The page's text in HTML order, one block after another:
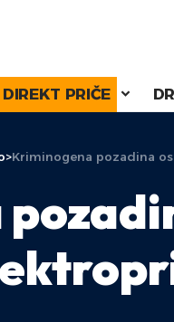
DIREKT PRIČE
>Kriminogena pozadina